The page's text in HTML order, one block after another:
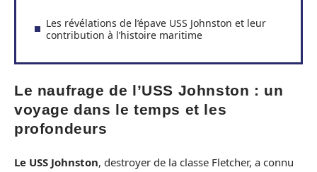
Les révélations de l’épave USS Johnston et leur
contribution à l’histoire maritime
Le naufrage de l’USS Johnston : un
voyage dans le temps et les
profondeurs
Le USS Johnston, destroyer de la classe Fletcher, a connu